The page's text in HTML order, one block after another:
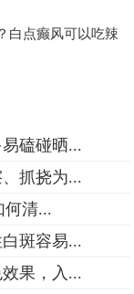
白点癫风可以吃辣
磕碰晒...
抓挠为...
何清...
斑容易...
果，入...